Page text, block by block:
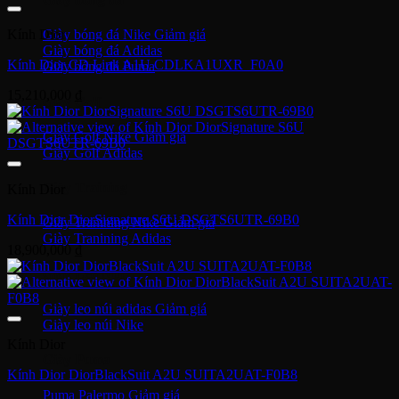
Giày bóng đá Nike
Giày bóng đá Adidas
Giày bóng đá Puma
Giày Golf Nike
Giày Golf Adidas
Giày Tranining Nike
Giày Tranining Adidas
Giày Leo Núi
Giày leo núi adidas
Giày leo núi Nike
Puma Palermo
Kính Dior
Kính Dior CD Link A1U CDLKA1UXR_F0A0
Kính Dior DiorSignature S6U DSGTS6UTR-69B0
18,900,000₫
Kính Dior DiorBlackSuit A2U SUITA2UAT-F0B8